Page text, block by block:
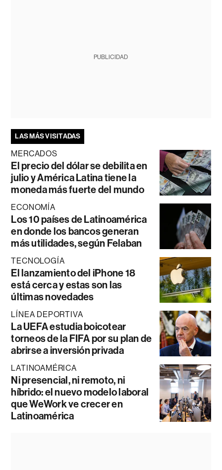
PUBLICIDAD
LAS MÁS VISITADAS
MERCADOS
El precio del dólar se debilita en
julio y América Latina tiene la
moneda más fuerte del mundo
ECONOMÍA
Los 10 países de Latinoamérica
en donde los bancos generan
más utilidades, según Felaban
TECNOLOGÍA
El lanzamiento del iPhone 18
está cerca y estas son las
últimas novedades
LÍNEA DEPORTIVA
La UEFA estudia boicotear
torneos de la FIFA por su plan de
abrirse a inversión privada
LATINOAMÉRICA
Ni presencial, ni remoto, ni
híbrido: el nuevo modelo laboral
que WeWork ve crecer en
Latinoamérica